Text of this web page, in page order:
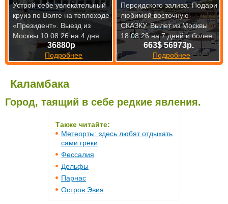
Каламбака
Город, таящий в себе редкие явления.
Также читайте:
Метеорты: здесь любят отдыхать
сами греки
Фессалия
Дельфы
Парнас
Остров Эвия
36880р
Подробнее
Устрой себе увлекательный
круиз по Волге на теплоходе
«Президент». Выезд из
Москвы 10.08.26 на 4 дня
663$ 56973р.
Подробнее
Персидского залива. Подари
любимой восточную
СКАЗКУ.Вылет из Москвы
18.08.26 на 7 дней и более